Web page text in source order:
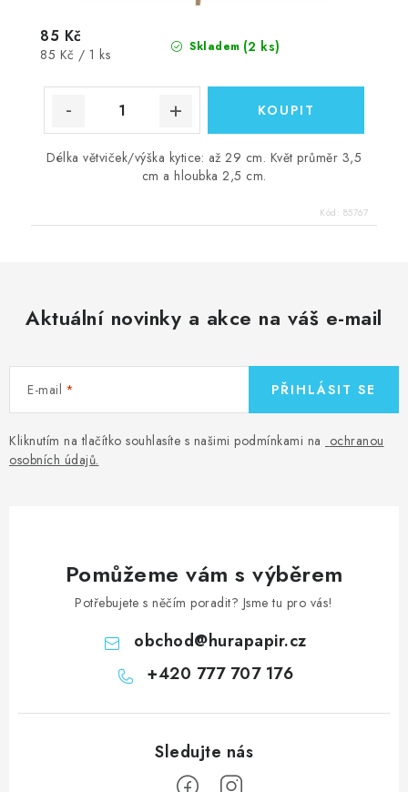
Skladem (2 ks)
85 Kč
Měrná
85 Kč / 1 ks
Délka větviček/výška kytice: až 29 cm. Květ průměr 3,5
cm a hloubka 2,5 cm.
Kód: 85767
Aktuální novinky a akce na váš e-mail
E-mail
Kliknutím na tlačítko souhlasíte s našimi podmínkami na ochranou
osobních údajů.
PŘIHLÁSIT SE
Pomůžeme vám s výběrem
Potřebujete s něčím poradit? Jsme tu pro vás!
obchod@hurapapir.cz
+420 777 707 176